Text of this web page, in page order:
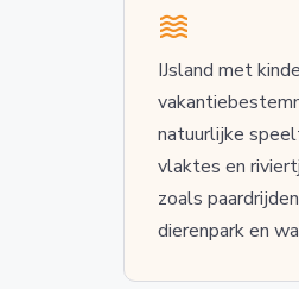
IJsland met
natuurlijke
vlaktes en
zoals
dierenpark en